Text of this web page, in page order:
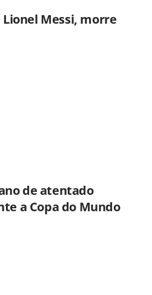
Lionel Messi, morre
de atentado
a Copa do Mundo